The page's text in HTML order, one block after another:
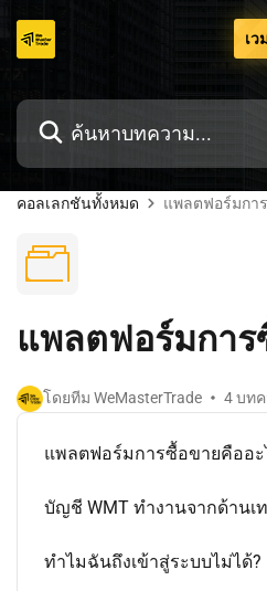
เนื้อหา
เว
คอลเลกชันทั้งหมด แพลตฟอร์มกา
แพลตฟอร์มกา
โดยทีม WeMasterTrade 4 บท
แพลตฟอร์มการซื้อขายคืออะ
บัญชี WMT ทำงานจากด้านเ
ทำไมฉันถึงเข้าสู่ระบบไม่ได้?